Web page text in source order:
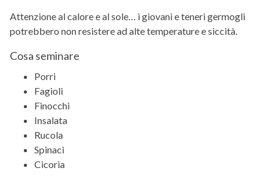
Attenzione al calore e al sole… i giovani e teneri germogli
potrebbero non resistere ad alte temperature e siccità.
Cosa seminare
Porri
Fagioli
Finocchi
Insalata
Rucola
Spinaci
Cicoria